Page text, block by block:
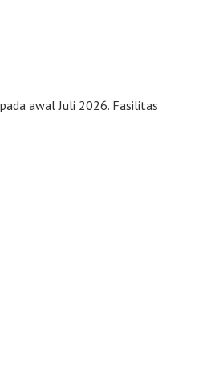
awal Juli 2026. Fasilitas